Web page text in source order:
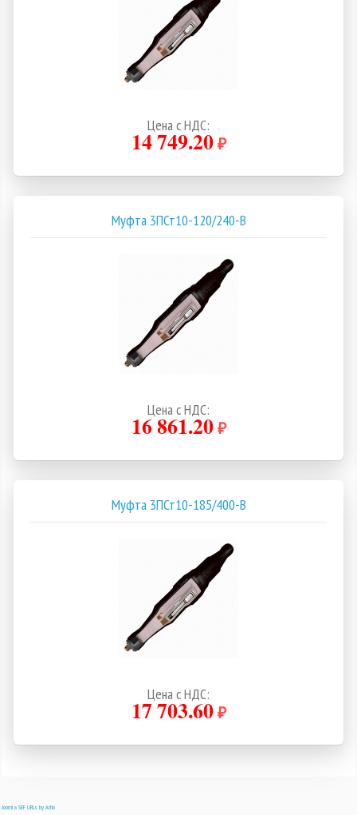
Цена с НДС:
14 749.20₽
Муфта 3ПСт10-120/240-В
Цена с НДС:
16 861.20₽
Муфта 3ПСт10-185/400-В
Цена с НДС:
17 703.60₽
Joomla SEF URLs by Artio